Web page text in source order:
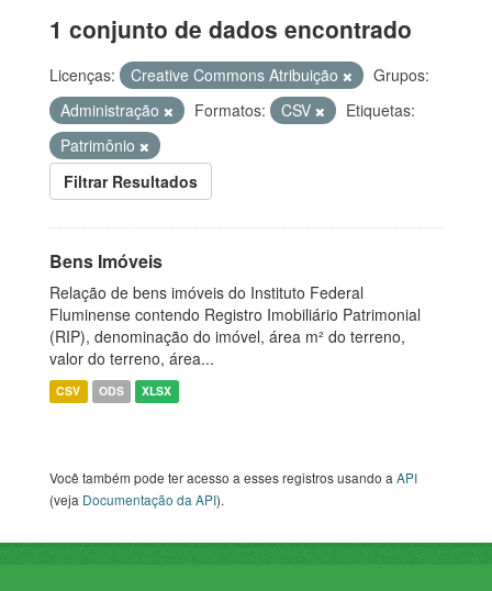
1 conjunto de dados encontrado
Licenças: Creative Commons Atribuição
Grupos:
Administração
Formatos: CSV
Etiquetas:
Patrimônio
Filtrar Resultados
Bens Imóveis
Relação de bens imóveis do Instituto Federal
Fluminense contendo Registro Imobiliário Patrimonial
(RIP), denominação do imóvel, área m² do terreno,
valor do terreno, área...
CSV ODS XLSX
Você também pode ter acesso a esses registros usando aAPI
(veja Documentação da API).